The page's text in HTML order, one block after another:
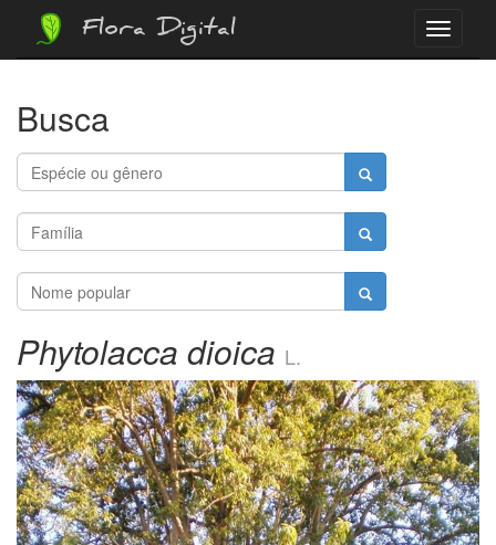
Menu
Flora Digital
Busca
Phytolacca dioica L.